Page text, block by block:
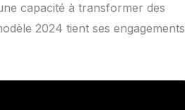
capacité à transformer des
2024 tient ses engagements